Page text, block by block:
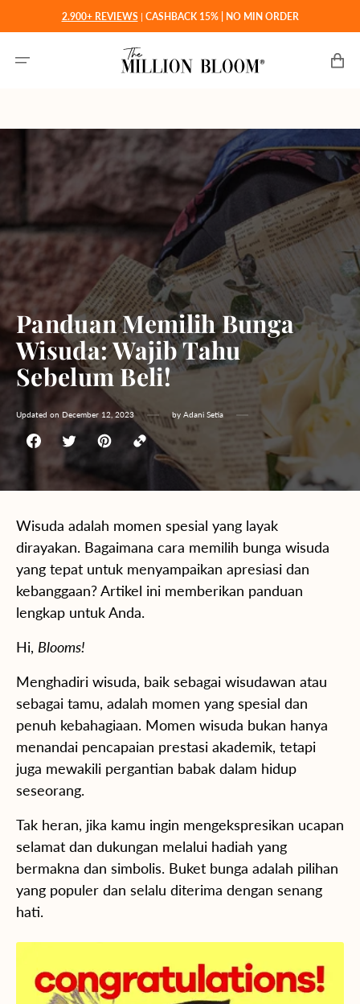
konten
2.900+ REVIEWS | CASHBACK 15% | NO MIN ORDER
Panduan Memilih Bunga
Wisuda: Wajib Tahu
Sebelum Beli!
Updated on December 12, 2023 by Adani Setia
Wisuda adalah momen spesial yang layak
dirayakan. Bagaimana cara memilih bunga wisuda
yang tepat untuk menyampaikan apresiasi dan
kebanggaan? Artikel ini memberikan panduan
lengkap untuk Anda.
Hi, Blooms!
Menghadiri wisuda, baik sebagai wisudawan atau
sebagai tamu, adalah momen yang spesial dan
penuh kebahagiaan. Momen wisuda bukan hanya
menandai pencapaian prestasi akademik, tetapi
juga mewakili pergantian babak dalam hidup
seseorang.
Tak heran, jika kamu ingin mengekspresikan ucapan
selamat dan dukungan melalui hadiah yang
bermakna dan simbolis. Buket bunga adalah pilihan
yang populer dan selalu diterima dengan senang
hati.